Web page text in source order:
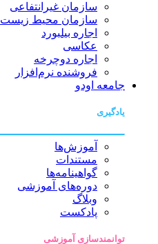
سازمان غیرانتفاعی
سازمان محیط زیست
اجاره بیلبورد
عکاسی
اجاره دوچرخه
فروشنده نرم‌افزار
جامعه اودو
یادگیری
آموزش‌ها
مستندات
گواهینامه‌ها
دوره‌های آموزشی
وبلاگ
پادکست
توانمندسازی آموزشی